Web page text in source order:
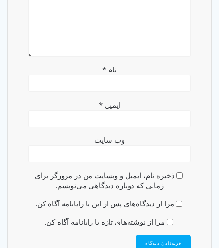
نام *
ایمیل*
وب‌ سایت
ذخیره نام، ایمیل و وبسایت من در مرورگر برای
زمانی که دوباره دیدگاهی می‌نویسم.
مرا از دیدگاه‌های پس از این با رایانامه آگاه کن.
مرا از نوشته‌های تازه با رایانامه آگاه کن.